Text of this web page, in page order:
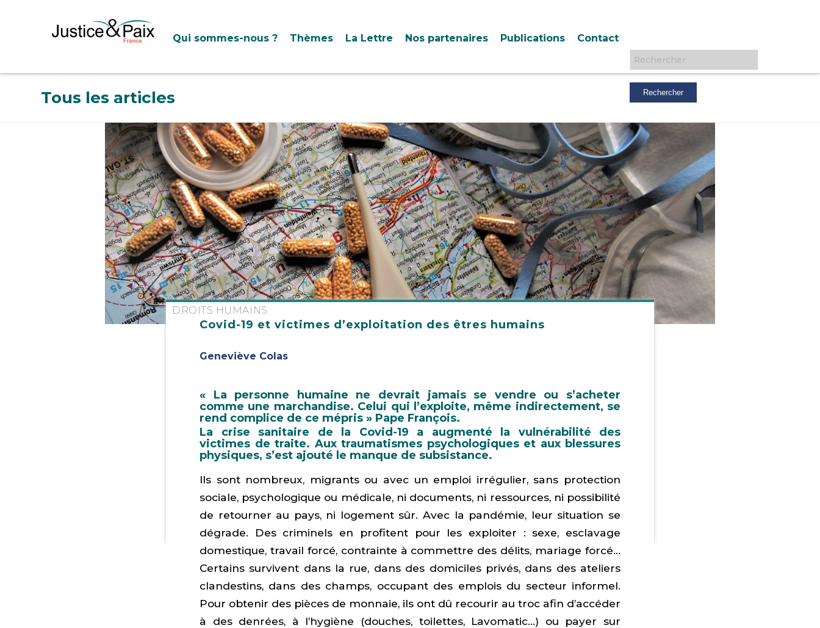
Qui sommes-nous ? Thèmes La Lettre Nos partenaires Publications Contact
Rechercher :
Tous les articles
Covid-19 et victimes d’exploitation des êtres humains
DROITS HUMAINS
Geneviève Colas
« La personne humaine ne devrait jamais se vendre ou s’acheter
comme une marchandise. Celui qui l’exploite, même indirectement, se
rend complice de ce mépris » Pape François.
La crise sanitaire de la Covid-19 a augmenté la vulnérabilité des
victimes de traite. Aux traumatismes psychologiques et aux blessures
physiques, s’est ajouté le manque de subsistance.
Ils sont nombreux, migrants ou avec un emploi irrégulier, sans protection
sociale, psychologique ou médicale, ni documents, ni ressources, ni possibilité
de retourner au pays, ni logement sûr. Avec la pandémie, leur situation se
dégrade. Des criminels en profitent pour les exploiter : sexe, esclavage
domestique, travail forcé, contrainte à commettre des délits, mariage forcé…
Certains survivent dans la rue, dans des domiciles privés, dans des ateliers
clandestins, dans des champs, occupant des emplois du secteur informel.
Pour obtenir des pièces de monnaie, ils ont dû recourir au troc afin d’accéder
à des denrées, à l’hygiène (douches, toilettes, Lavomatic…) ou payer sur